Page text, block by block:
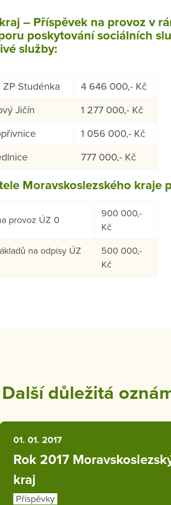
– Příspěvek na provoz v
poskytování sociálních
služby:
Studénka
4 646 000,- Kč
Jičín
1 277 000,- Kč
1 056 000,- Kč
777 000,- Kč
Moravskoslezského kraje
provoz ÚZ 0
900 000,-
Kč
na odpisy ÚZ
500 000,-
Kč
Další důležitá
01. 01. 2017
Rok 2017
kraj
Příspěvky